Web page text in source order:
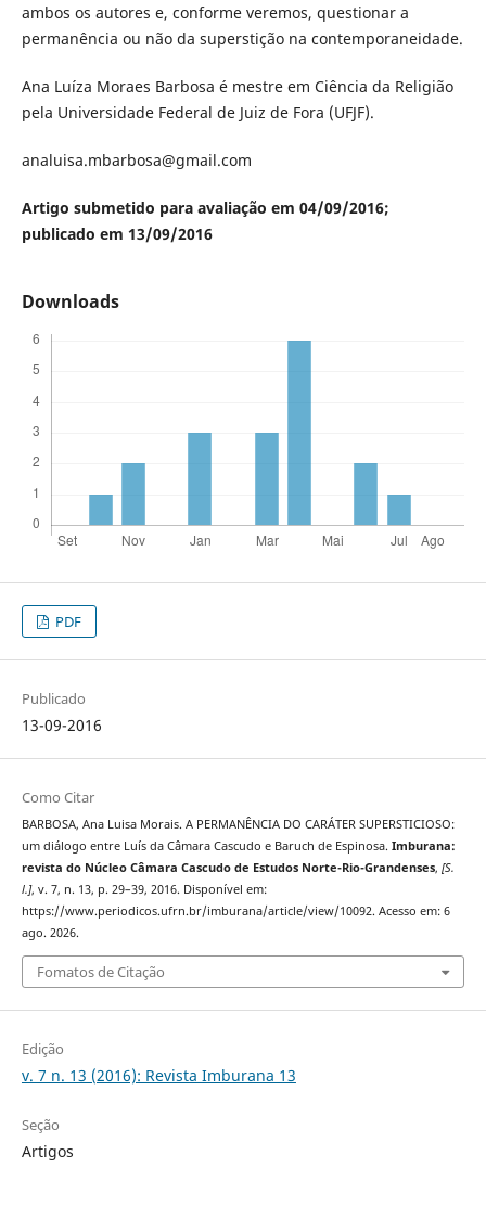
ambos os autores e, conforme veremos, questionar a
permanência ou não da superstição na contemporaneidade.
Ana Luíza Moraes Barbosa é mestre em Ciência da Religião
pela Universidade Federal de Juiz de Fora (UFJF).
analuisa.mbarbosa@gmail.com
Artigo submetido para avaliação em 04/09/2016;
publicado em 13/09/2016
Downloads
PDF
Publicado
13-09-2016
Como Citar
BARBOSA, Ana Luisa Morais. A PERMANÊNCIA DO CARÁTER SUPERSTICIOSO:
um diálogo entre Luís da Câmara Cascudo e Baruch de Espinosa. Imburana:
revista do Núcleo Câmara Cascudo de Estudos Norte-Rio-Grandenses, [S.
l.], v. 7, n. 13, p. 29–39, 2016. Disponível em:
https://www.periodicos.ufrn.br/imburana/article/view/10092. Acesso em: 6
ago. 2026.
Fomatos de Citação
Edição
v. 7 n. 13 (2016): Revista Imburana 13
Seção
Artigos